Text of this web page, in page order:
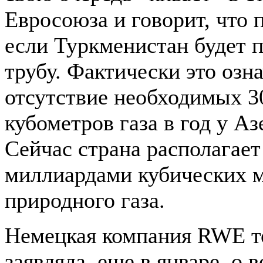
Евросоюза и говорит, что
если Туркменистан будет
трубу. Фактически это
отсутствие необходимых
кубометров газа в год у
Сейчас страна
миллиардами кубических
природного газа.
Немецкая компания RWE